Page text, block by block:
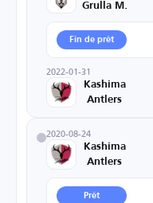
Grulla M.
Fin de prêt
2022-01-31
Kashima
Antlers
2020-08-24
Kashima
Antlers
Prêt